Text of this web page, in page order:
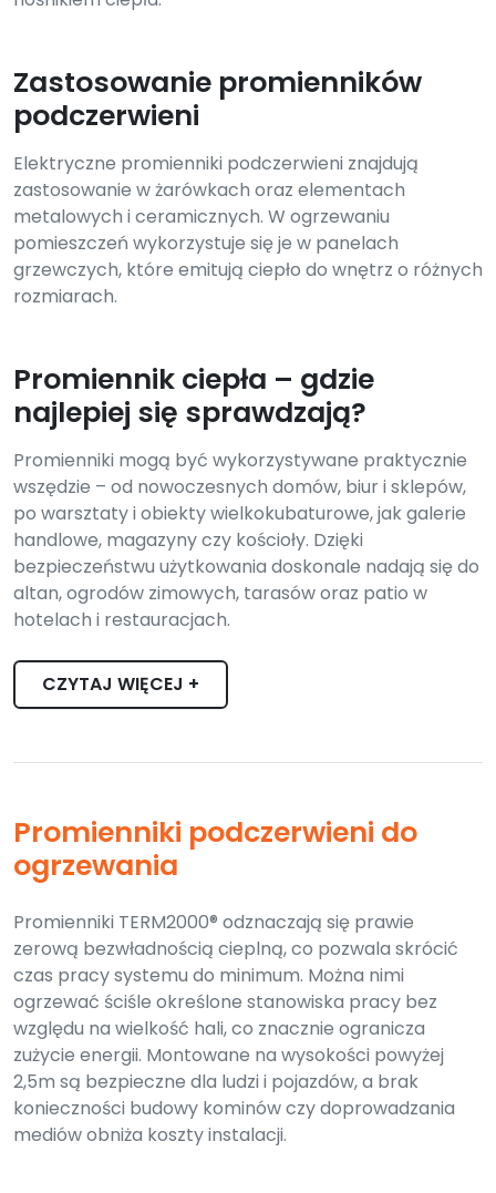
Zastosowanie promienników
podczerwieni
Elektryczne promienniki podczerwieni znajdują
zastosowanie w żarówkach oraz elementach
metalowych i ceramicznych. W ogrzewaniu
pomieszczeń wykorzystuje się je w panelach
grzewczych, które emitują ciepło do wnętrz o różnych
rozmiarach.
Promiennik ciepła – gdzie
najlepiej się sprawdzają?
Promienniki mogą być wykorzystywane praktycznie
wszędzie – od nowoczesnych domów, biur i sklepów,
po warsztaty i obiekty wielkokubaturowe, jak galerie
handlowe, magazyny czy kościoły. Dzięki
bezpieczeństwu użytkowania doskonale nadają się do
altan, ogrodów zimowych, tarasów oraz patio w
hotelach i restauracjach.
CZYTAJ WIĘCEJ +
Promienniki podczerwieni do
ogrzewania
Promienniki TERM2000® odznaczają się prawie
zerową bezwładnością cieplną, co pozwala skrócić
czas pracy systemu do minimum. Można nimi
ogrzewać ściśle określone stanowiska pracy bez
względu na wielkość hali, co znacznie ogranicza
zużycie energii. Montowane na wysokości powyżej
2,5m są bezpieczne dla ludzi i pojazdów, a brak
konieczności budowy kominów czy doprowadzania
mediów obniża koszty instalacji.